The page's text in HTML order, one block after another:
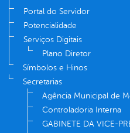
Portal do Servidor
Potencialidade
Serviços Digitais
Plano Diretor
Símbolos e Hinos
Secretarias
Agência Municipal de
Controladoria Interna
GABINETE DA VICE-